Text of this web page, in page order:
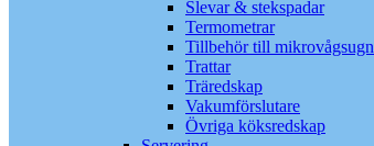
Slevar & stekspadar
Termometrar
Tillbehör till mikrovågsugn
Trattar
Träredskap
Vakumförslutare
Övriga köksredskap